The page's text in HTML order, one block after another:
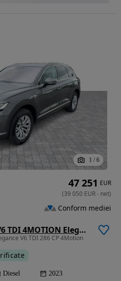
1 / 6
Volkswagen Touareg V6 TDI 4MOTION Elegance
V6 TDI 286 CP 4Motion
Diesel 2023
47 251 EUR
(39 050 EUR- net)
Conform mediei